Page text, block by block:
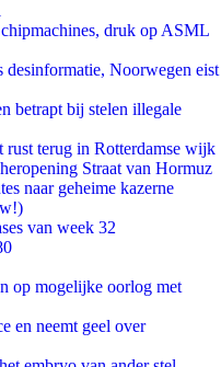
druk op ASML
Noorwegen eist
betrapt bij stelen illegale
terug in Rotterdamse wijk
Straat van Hormuz
naar geheime kazerne
van week 32
op mogelijke oorlog met
en neemt geel over